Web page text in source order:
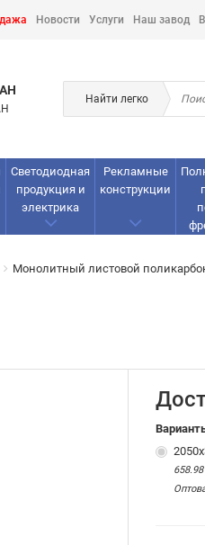
Новости Услуги Наш завод
Найти легко
Светодиодная
продукция и
электрика
Рекламные
конструкции
Монолитный листовой